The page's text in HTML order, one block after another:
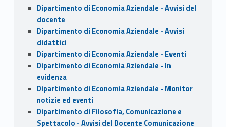
Dipartimento di Economia Aziendale - Avvisi del
docente
Dipartimento di Economia Aziendale - Avvisi
didattici
Dipartimento di Economia Aziendale - Eventi
Dipartimento di Economia Aziendale - In
evidenza
Dipartimento di Economia Aziendale - Monitor
notizie ed eventi
Dipartimento di Filosofia, Comunicazione e
Spettacolo - Avvisi del Docente Comunicazione